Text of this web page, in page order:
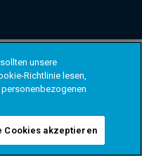
unsere
Richtlinie lesen,
personenbezogenen
Cookies akzeptieren